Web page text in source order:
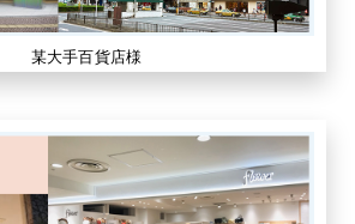
某大手百貨店様